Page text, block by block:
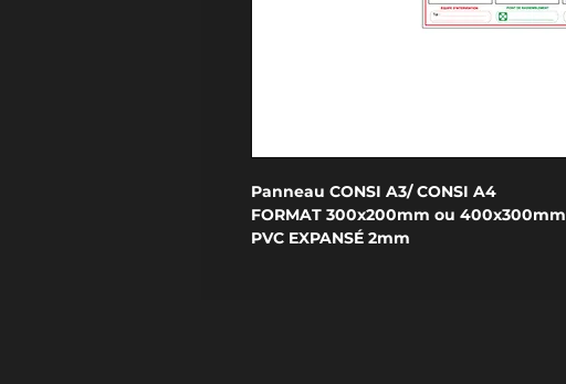
Panneau CONSI A3/ CONSI A4
FORMAT 300x200mm ou 400x300mm
PVC EXPANSÉ 2mm